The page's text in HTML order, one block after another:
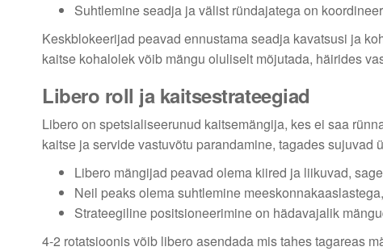
Suhtlemine seadja ja välist ründajatega on
Keskblokeerijad peavad ennustama seadja kavatsusi ja
kaitse kohalolek võib mängu oluliselt mõjutada, häirides
Libero roll ja kaitsestrateegiad
Libero on spetsialiseerunud kaitsemängija, kes ei saa
kaitse ja servide vastuvõtu parandamine, tagades sujuvad
Libero mängijad peavad olema kiired ja liikuvad,
Neil peaks olema suhtlemine
Strateegiline positsioneerimine on hädavajalik
4-2 rotatsioonis võib libero asendada mis tahes tagareas